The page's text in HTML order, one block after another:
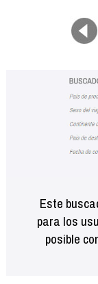
Este
para los
posible